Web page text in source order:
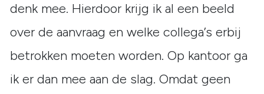
denk mee. Hierdoor krijg ik al een beeld
over de aanvraag en welke collega’s erbij
betrokken moeten worden. Op kantoor ga
ik er dan mee aan de slag. Omdat geen